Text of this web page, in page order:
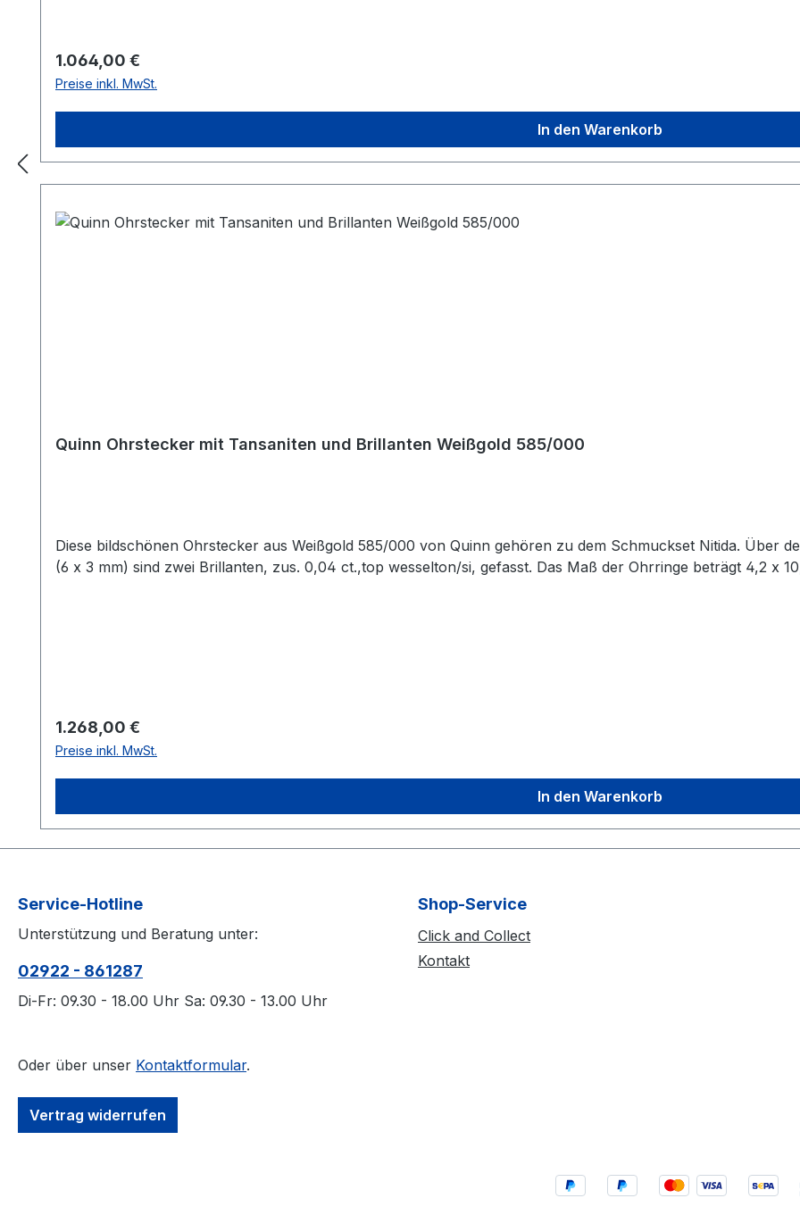
Regulärer Preis:
1.064,00 €
Preise inkl. MwSt.
In den Warenkorb
Quinn Ohrstecker mit Tansaniten und Brillanten Weißgold 585/000
Diese bildschönen Ohrstecker aus Weißgold 585/000 von Quinn gehören zu dem Schmuckset Nitida. Über
(6 x 3 mm) sind zwei Brillanten, zus. 0,04 ct.,top wesselton/si, gefasst. Das Maß der Ohrringe beträgt 4,2 x
Regulärer Preis:
1.268,00 €
Preise inkl. MwSt.
In den Warenkorb
Service-Hotline
Unterstützung und Beratung unter:
02922 - 861287
Di-Fr: 09.30 - 18.00 Uhr Sa: 09.30 - 13.00 Uhr
Oder über unser Kontaktformular.
Vertrag widerrufen
Shop-Service
Click and Collect
Kontakt